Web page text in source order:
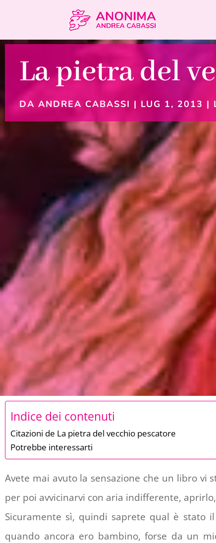
La pietra del
DA ANDREA CABASSI | LUG 1, 2013 |
Indice dei contenuti
Citazioni de La pietra del vecchio pescatore
Potrebbe interessarti
Avete mai avuto la sensazione che un libro vi
per poi avvicinarvi con aria indifferente,
Sicuramente sì, quindi saprete qual è stato
quando ancora ero bambino, forse da un